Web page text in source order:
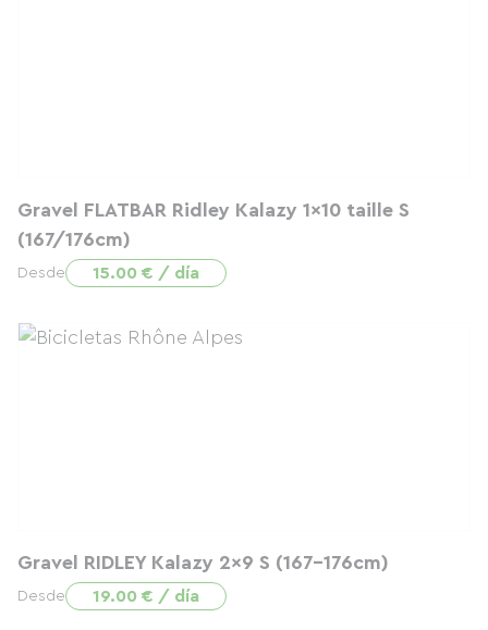
Gravel FLATBAR Ridley Kalazy 1x10 taille S
(167/176cm)
Desde 15.00 € / día
Gravel RIDLEY Kalazy 2x9 S (167-176cm)
Desde 19.00 € / día